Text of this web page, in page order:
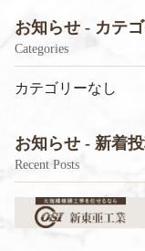
お知らせ - カテ
Categories
カテゴリーなし
お知らせ - 新着
Recent Posts